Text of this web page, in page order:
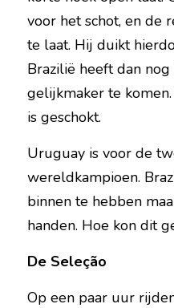
voor het schot, en de
te laat. Hij duikt
Brazilië heeft dan
gelijkmaker te
is geschokt.
Uruguay is voor de
wereldkampioen.
binnen te hebben
handen. Hoe kon dit
De Seleção
Op een paar uur